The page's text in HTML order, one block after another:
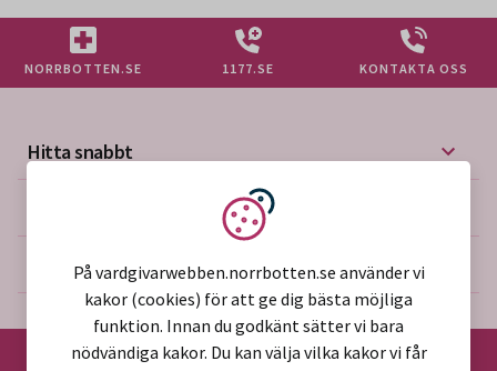
NORRBOTTEN.SE 1177.SE KONTAKTA OSS
Hitta snabbt
Mer på vårdgivarwebben
Om webbplatsen
Vi använder kakor
På vardgivarwebben.norrbotten.se använder vi
kakor (cookies) för att ge dig bästa möjliga
funktion. Innan du godkänt sätter vi bara
nödvändiga kakor. Du kan välja vilka kakor vi får